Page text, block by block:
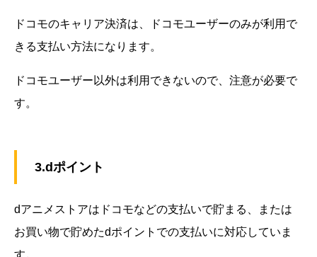
ドコモのキャリア決済は、ドコモユーザーのみが利用で
きる支払い方法になります。
ドコモユーザー以外は利用できないので、注意が必要で
す。
3.dポイント
dアニメストアはドコモなどの支払いで貯まる、または
お買い物で貯めたdポイントでの支払いに対応していま